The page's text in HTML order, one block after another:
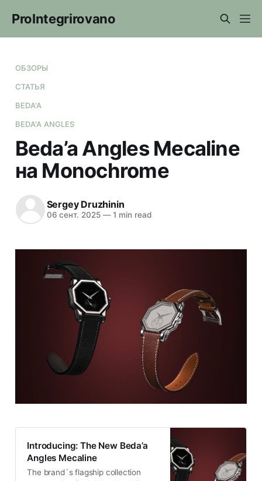
ProIntegrirovano
ОБЗОРЫ
СТАТЬЯ
BEDA'A
BEDA'A ANGLES
Beda’a Angles Mecaline
на Monochrome
Sergey Druzhinin
06 сент. 2025 —1 min read
Introducing: The New Beda’a
Angles Mecaline
The brand´s flagship collection